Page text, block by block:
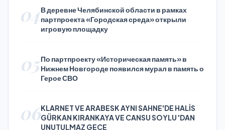
04В деревне Челябинской области в рамках
партпроекта «Городская среда» открыли
игровую площадку
05По партпроекту «Историческая память» в
Нижнем Новгороде появился мурал в память о
Герое СВО
06KLARNET VE ARABESK AYNI SAHNE'DE HALİS
GÜRKAN KIRANKAYA VE CANSU SOYLU 'DAN
UNUTULMAZ GECE